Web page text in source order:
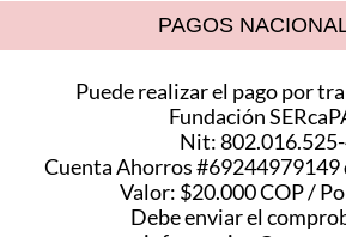
PAGOS
Puede realizar el pago por
Fundación
Nit:
Cuenta Ahorros #69244979149
Valor: $20.000 COP /
Debe enviar el